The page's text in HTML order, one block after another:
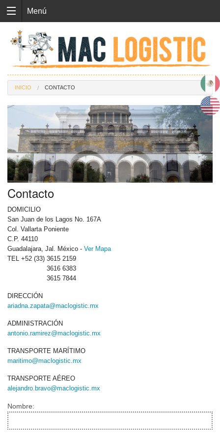
Menú
INICIO CONTACTO
Contacto
DOMICILIO
San Juan de los Lagos No. 167A
Col. Vallarta Poniente
C.P. 44110
Guadalajara, Jal. México - Ver Mapa
TEL +52 (33) 3615 2159
3616 6383
3615 7844
DIRECCIÓN
ariadna.zapata@maclogistic.mx
ADMINISTRACIÓN
antonio.ramirez@maclogistic.mx
TRANSPORTE MARÍTIMO
maritimo@maclogistic.mx
TRANSPORTE AÉREO
alejandro.bravo@maclogistic.mx
Nombre: